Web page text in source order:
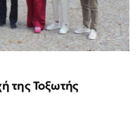
της Τοξωτής